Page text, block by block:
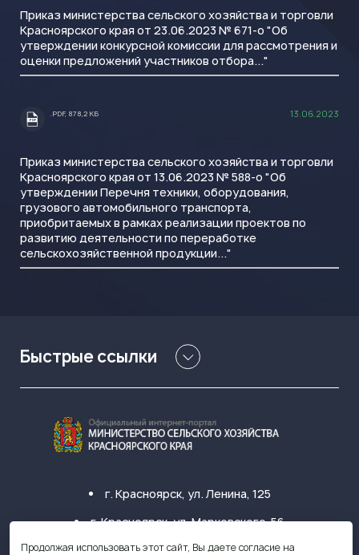
Приказ министерства сельского хозяйства и торговли
Красноярского края от 23.06.2023 № 671-о "Об
утверждении конкурсной комиссии для рассмотрения и
оценки предложений участников отбора..."
.PDF
.PDF, 878,2 КБ 13.06.2023
Приказ министерства сельского хозяйства и торговли
Красноярского края от 13.06.2023 № 588-о "Об
утверждении Перечня техники, оборудования,
грузового автомобильного транспорта,
приобритаемых в рамках реализации проектов по
развитию деятельности по переработке
сельскохозяйственной продукции..."
Быстрые ссылки
г. Красноярск, ул. Ленина, 125
г. Красноярск, ул. Марковского, 56
+7 (391) 249-31-33
Продолжая использовать этот сайт, Вы даете согласие на